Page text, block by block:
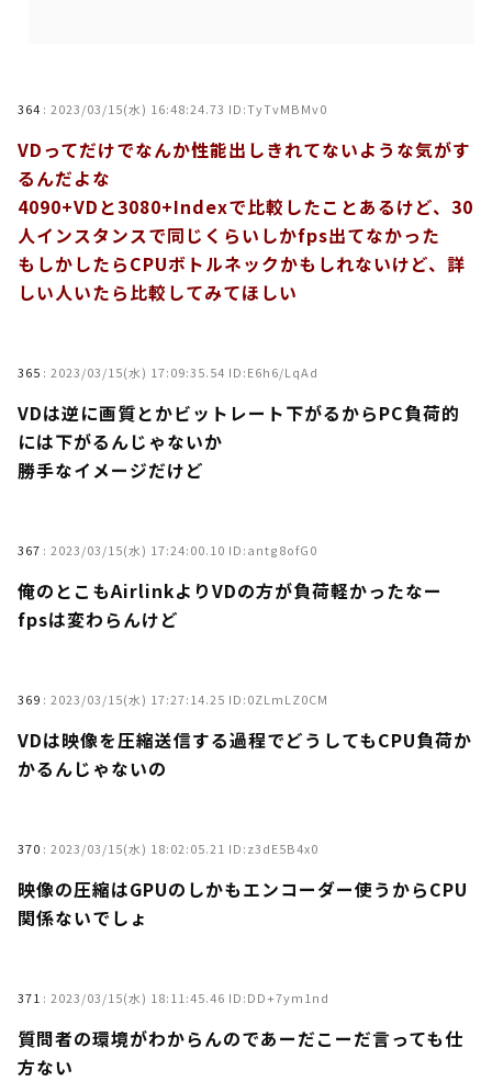
364 : 2023/03/15(水) 16:48:24.73 ID:TyTvMBMv0
VDってだけでなんか性能出しきれてないような気がす
るんだよな
4090+VDと3080+Indexで比較したことあるけど、30
人インスタンスで同じくらいしかfps出てなかった
もしかしたらCPUボトルネックかもしれないけど、詳
しい人いたら比較してみてほしい
365 : 2023/03/15(水) 17:09:35.54 ID:E6h6/LqAd
VDは逆に画質とかビットレート下がるからPC負荷的
には下がるんじゃないか
勝手なイメージだけど
367 : 2023/03/15(水) 17:24:00.10 ID:antg8ofG0
俺のとこもAirlinkよりVDの方が負荷軽かったなー
fpsは変わらんけど
369 : 2023/03/15(水) 17:27:14.25 ID:0ZLmLZ0CM
VDは映像を圧縮送信する過程でどうしてもCPU負荷か
かるんじゃないの
370 : 2023/03/15(水) 18:02:05.21 ID:z3dE5B4x0
映像の圧縮はGPUのしかもエンコーダー使うからCPU
関係ないでしょ
371 : 2023/03/15(水) 18:11:45.46 ID:DD+7ym1nd
質問者の環境がわからんのであーだこーだ言っても仕
方ない